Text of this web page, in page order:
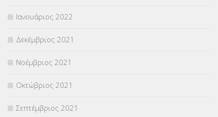
Ιανουάριος 2022
Δεκέμβριος 2021
Νοέμβριος 2021
Οκτώβριος 2021
Σεπτέμβριος 2021